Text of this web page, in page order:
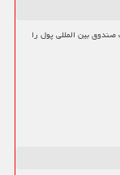
صندوق بین المللی پول را